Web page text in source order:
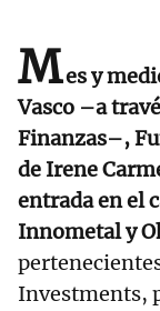
Mes y
Vasco –a
Finanzas–,
de Irene
entrada en el
Innometal y
Investments,